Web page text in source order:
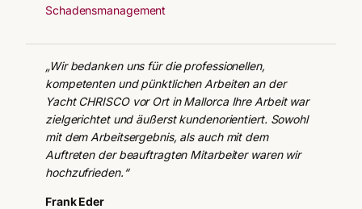
Schadensmanagement
„Wir bedanken uns für die professionellen,
kompetenten und pünktlichen Arbeiten an der
Yacht CHRISCO vor Ort in Mallorca Ihre Arbeit war
zielgerichtet und äußerst kundenorientiert. Sowohl
mit dem Arbeitsergebnis, als auch mit dem
Auftreten der beauftragten Mitarbeiter waren wir
hochzufrieden.“
Frank Eder